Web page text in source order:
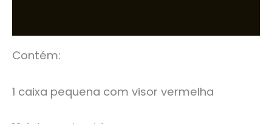
Contém:
1 caixa pequena com visor vermelha